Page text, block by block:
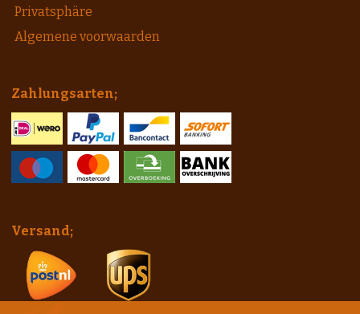
Privatsphäre
Algemene voorwaarden
Zahlungsarten;
Versand;